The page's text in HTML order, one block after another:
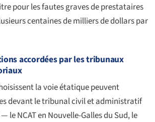
pour les fautes graves de prestataires
centaines de milliers de dollars par
accordées par les tribunaux
la voie étatique peuvent
devant le tribunal civil et administratif
le NCAT en Nouvelle-Galles du Sud, le